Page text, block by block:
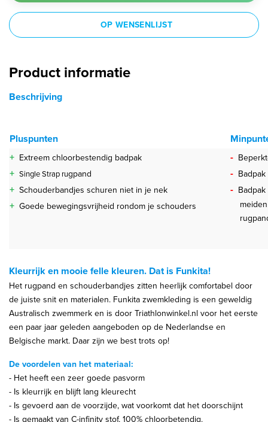
OP WENSENLIJST
Product informatie
Beschrijving
Pluspunten
+ Extreem chloorbestendig badpak
+ Single Strap rugpand
+ Schouderbandjes schuren niet in je nek
+ Goede bewegingsvrijheid rondom je schouders
-
-
-
meiden
Kleurrijk en mooie felle kleuren. Dat is Funkita!
Het rugpand en schouderbandjes zitten heerlijk comfortabel door
de juiste snit en materialen. Funkita zwemkleding is een geweldig
Australisch zwemmerk en is door Triathlonwinkel.nl voor het eerste
een paar jaar geleden aangeboden op de Nederlandse en
Belgische markt. Daar zijn we best trots op!
De voordelen van het materiaal:
- Het heeft een zeer goede pasvorm
- Is kleurrijk en blijft lang kleurecht
- Is gevoerd aan de voorzijde, wat voorkomt dat het doorschijnt
- Is gemaakt van C-infinity stof, 100% chloorbetendig.